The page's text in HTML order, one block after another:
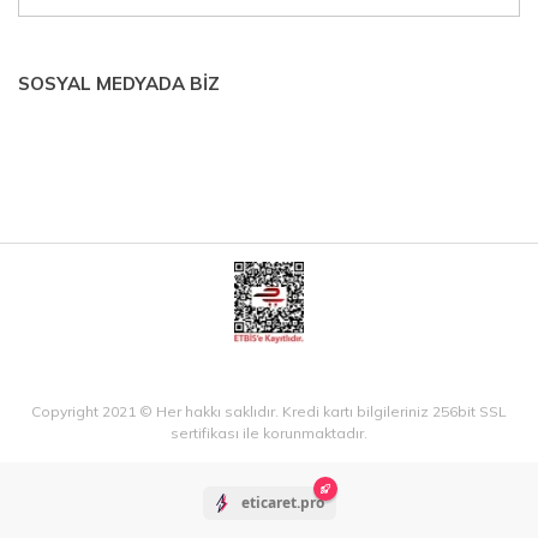
SOSYAL MEDYADA BİZ
Copyright 2021 © Her hakkı saklıdır. Kredi kartı bilgileriniz 256bit SSL
sertifikası ile korunmaktadır.
eticaret.pro